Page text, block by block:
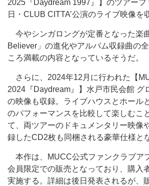
2025『Daydream 1997』】のツアーフ
日・CLUB CITTA’公演のライブ映像を
今やシンガロングが定番となった楽
Believer」の進化やアルバム収録曲の
ころ満載の内容となっているそうだ。
さらに、2024年12月に行われた【
2024『Daydream』】水戸市民会館 グ
の映像も収録。ライブハウスとホール
のパフォーマンスを比較して楽しむこ
て、両ツアーのドキュメンタリー映像
録したCD2枚も同梱される豪華仕様と
本作は、MUCC公式ファンクラブア
会員限定での販売となっており、購入
実施する。詳細は後日発表されるが、